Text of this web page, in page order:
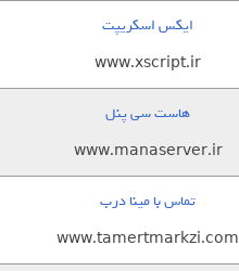
ایکس اسکریپت
www.xscript.ir
هاست سی پنل
www.manaserver.ir
تماس با مینا درب
www.tamertmarkzi.com